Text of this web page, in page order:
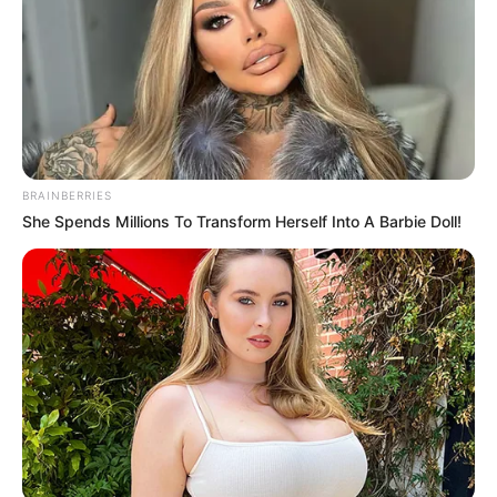
BRAINBERRIES
She Spends Millions To Transform Herself Into A Barbie Doll!